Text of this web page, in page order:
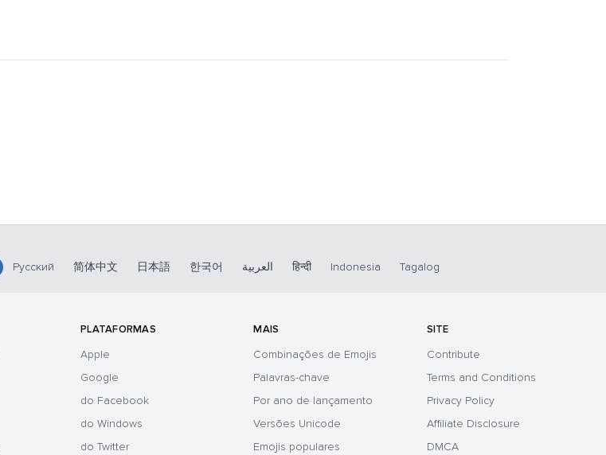
Русский 简体中文 日本語 한국어 العربية हिन्दी Indonesia Tagalog
PLATAFORMAS
Apple
Google
do Facebook
do Windows
do Twitter
MAIS
Combinações de Emojis
Palavras-chave
Por ano de lançamento
Versões Unicode
Emojis populares
SITE
Contribute
Terms and Conditions
Privacy Policy
Affiliate Disclosure
DMCA